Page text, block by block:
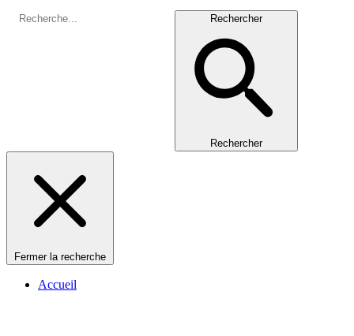
Rechercher
Rechercher
Fermer la recherche
Accueil